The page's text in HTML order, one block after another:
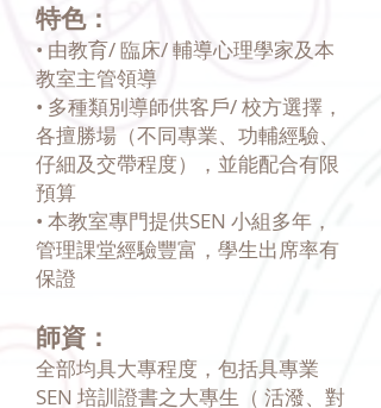
特色：
• 由教育/ 臨床/ 輔導心理學家及本
教室主管領導
• 多種類別導師供客戶/ 校方選擇，
各擅勝場（不同專業、功輔經驗、
仔細及交帶程度），並能配合有限
預算
• 本教室專門提供SEN 小組多年，
管理課堂經驗豐富，學生出席率有
保證
師資：
全部均具大專程度，包括具專業
SEN 培訓證書之大專生（ 活潑、對